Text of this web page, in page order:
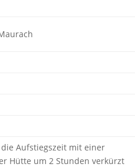
Aufstiegszeit mit einer
Hütte um 2 Stunden verkürzt